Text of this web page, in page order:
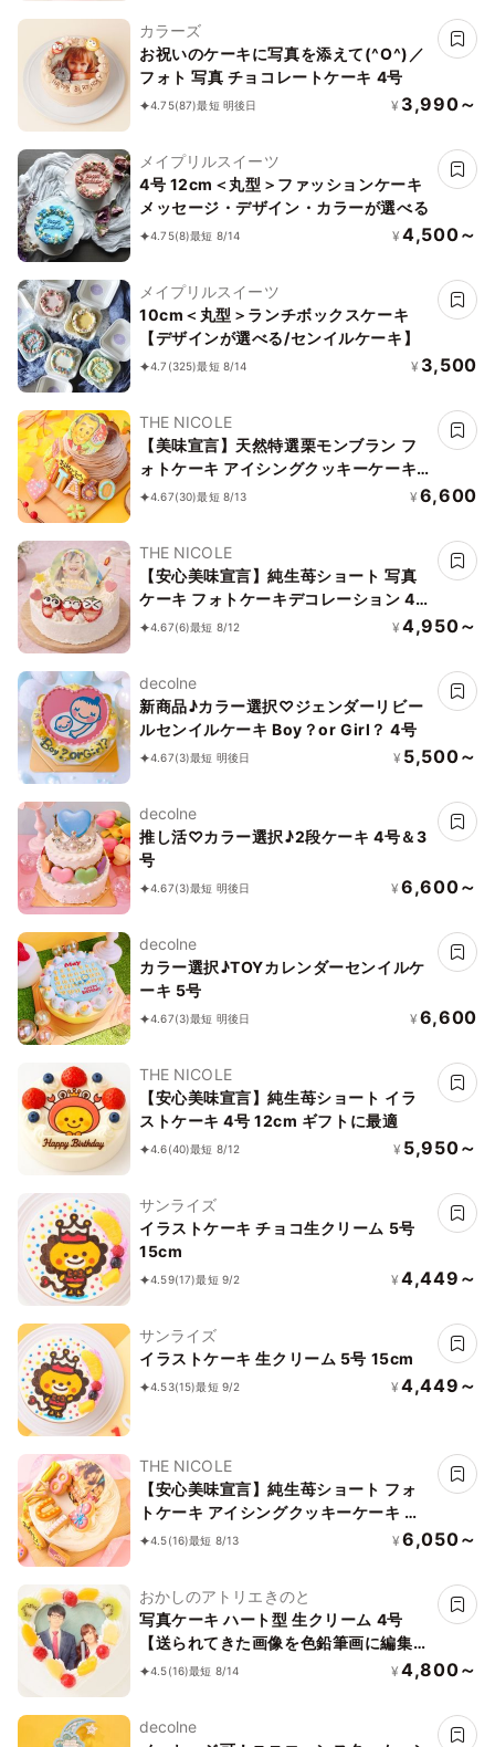
カラーズ
お祝いのケーキに写真を添えて(^O^)／
フォト 写真 チョコレートケーキ 4号
4.75(87)最短 明後日 ¥ 3,990～
メイプリルスイーツ
4号 12cm＜丸型＞ファッションケーキ
メッセージ・デザイン・カラーが選べる
4.75(8)最短 8/14 ¥ 4,500～
メイプリルスイーツ
10cm＜丸型＞ランチボックスケーキ
【デザインが選べる/センイルケーキ】
4.7 (325)最短 8/14 ¥ 3,500
THE NICOLE
【美味宣言】天然特選栗モンブラン フ
ォトケーキ アイシングクッキーケーキ
文字入りアイシング 写真ケーキ 5号
4.67(30)最短 8/13 ¥ 6,600
THE NICOLE
【安心美味宣言】純生苺ショート 写真
ケーキ フォトケーキデコレーション 4
号 12cm 【オプション選択でオリジナ
4.67(6)最短 8/12 ¥ 4,950～
decolne
新商品♪カラー選択♡ジェンダーリビー
ルセンイルケーキ Boy？or Girl？ 4号
4.67(3)最短 明後日 ¥ 5,500～
decolne
推し活♡カラー選択♪2段ケーキ 4号＆3
号
4.67(3)最短 明後日 ¥ 6,600～
decolne
カラー選択♪TOYカレンダーセンイルケ
ーキ 5号
4.67(3)最短 明後日 ¥ 6,600
THE NICOLE
【安心美味宣言】純生苺ショート イラ
ストケーキ 4号 12cm ギフトに最適
4.6(40)最短 8/12 ¥ 5,950～
サンライズ
イラストケーキ チョコ生クリーム 5号
15cm
4.59(17)最短 9/2 ¥ 4,449～
サンライズ
イラストケーキ 生クリーム 5号 15cm
4.53(15)最短 9/2 ¥ 4,449～
THE NICOLE
【安心美味宣言】純生苺ショート フォ
トケーキ アイシングクッキーケーキ 写
真ケーキ 4号 12cm 【お好きなイラスト
4.5(16)最短 8/13 ¥ 6,050～
おかしのアトリエきのと
写真ケーキ ハート型 生クリーム 4号
【送られてきた画像を色鉛筆画に編集で
きます】 12cm
4.5(16)最短 8/14 ¥ 4,800～
decolne